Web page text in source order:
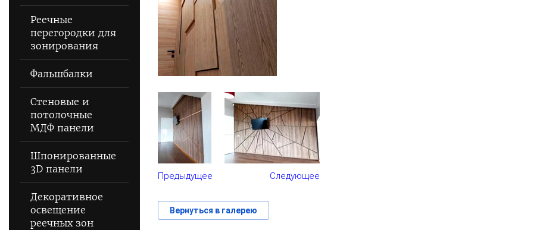
Реечные
перегородки для
зонирования
Фальшбалки
Стеновые и
потолочные
МДФ панели
Шпонированные
3D панели
Декоративное
освещение
реечных зон
Предыдущее Следующее
Вернуться в галерею